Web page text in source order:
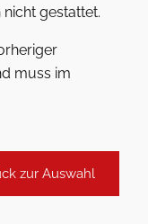
nicht gestattet.
muss im
zur Auswahl